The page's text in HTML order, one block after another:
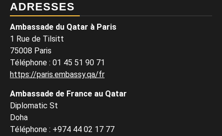
ADRESSES
Ambassade du Qatar à Paris
1 Rue de Tilsitt
75008 Paris
Téléphone : 01 45 51 90 71
https://paris.embassy.qa/fr
Ambassade de France au Qatar
Diplomatic St
Doha
Téléphone : +974 44 02 17 77